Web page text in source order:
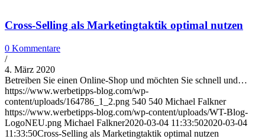
Cross-Selling als Marketingtaktik optimal nutzen
0 Kommentare
/
4. März 2020
Betreiben Sie einen Online-Shop und möchten Sie schnell und…
https://www.werbetipps-blog.com/wp-
content/uploads/164786_1_2.png 540 540 Michael Falkner
https://www.werbetipps-blog.com/wp-content/uploads/WT-Blog-
LogoNEU.png Michael Falkner2020-03-04 11:33:502020-03-04
11:33:50Cross-Selling als Marketingtaktik optimal nutzen